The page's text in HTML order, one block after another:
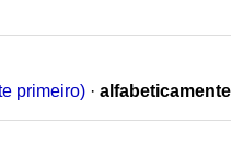
primeiro) · alfabeticamente